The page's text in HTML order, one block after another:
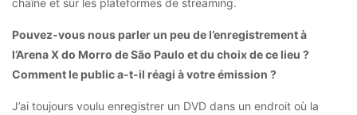
Pouvez-vous nous parler un peu de l’enregistrement à
l’Arena X do Morro de São Paulo et du choix de ce lieu ?
Comment le public a-t-il réagi à votre émission ?
J’ai toujours voulu enregistrer un DVD dans un endroit où la